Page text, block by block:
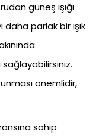
güneş ışığı
parlak bir ışık
sağlayabilirsiniz.
önemlidir,
sahip